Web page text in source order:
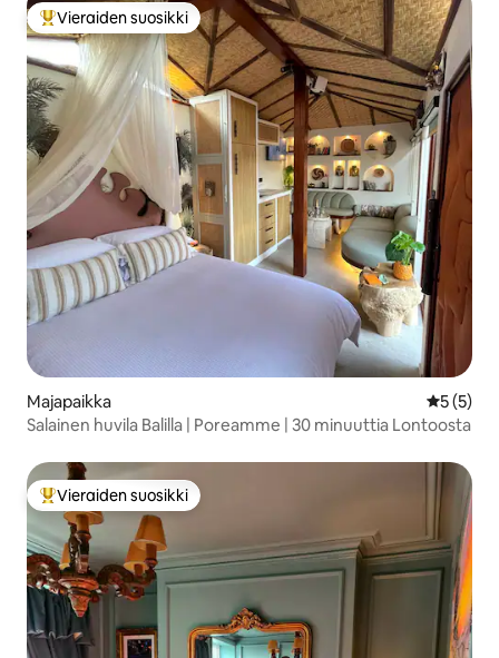
Vieraiden suosikkien parhaimmistoa
Vieraiden suosikki
Majapaikka
5 (5)
Salainen huvila Balilla | Poreamme | 30 minuuttia Lontoosta
Vieraiden suosikkien parhaimmistoa
Vieraiden suosikki